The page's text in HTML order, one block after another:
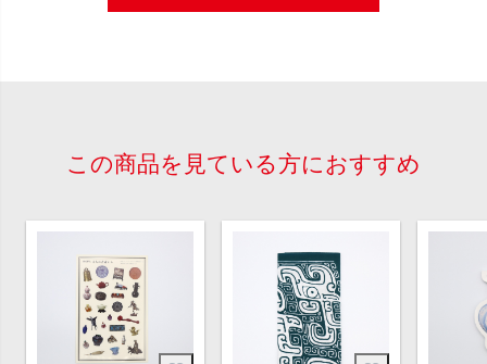
この商品を見ている方におすすめ